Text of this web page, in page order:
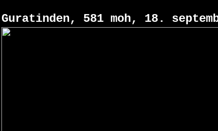
Guratinden, 581 moh, 18.